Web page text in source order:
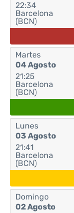
22:34
Barcelona
(BCN)
Martes
04 Agosto
21:25
Barcelona
(BCN)
Lunes
03 Agosto
21:41
Barcelona
(BCN)
Domingo
02 Agosto